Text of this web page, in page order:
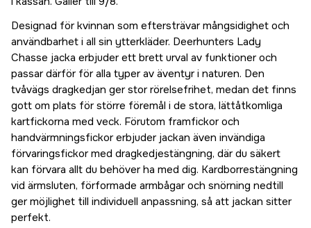
Designad för kvinnan som eftersträvar mångsidighet och
användbarhet i all sin ytterkläder. Deerhunters Lady
Chasse jacka erbjuder ett brett urval av funktioner och
passar därför för alla typer av äventyr i naturen. Den
tvåvägs dragkedjan ger stor rörelsefrihet, medan det finns
gott om plats för större föremål i de stora, lättåtkomliga
kartfickorna med veck. Förutom framfickor och
handvärmningsfickor erbjuder jackan även invändiga
förvaringsfickor med dragkedjestängning, där du säkert
kan förvara allt du behöver ha med dig. Kardborrestängning
vid ärmsluten, förformade armbågar och snörning nedtill
ger möjlighet till individuell anpassning, så att jackan sitter
perfekt.